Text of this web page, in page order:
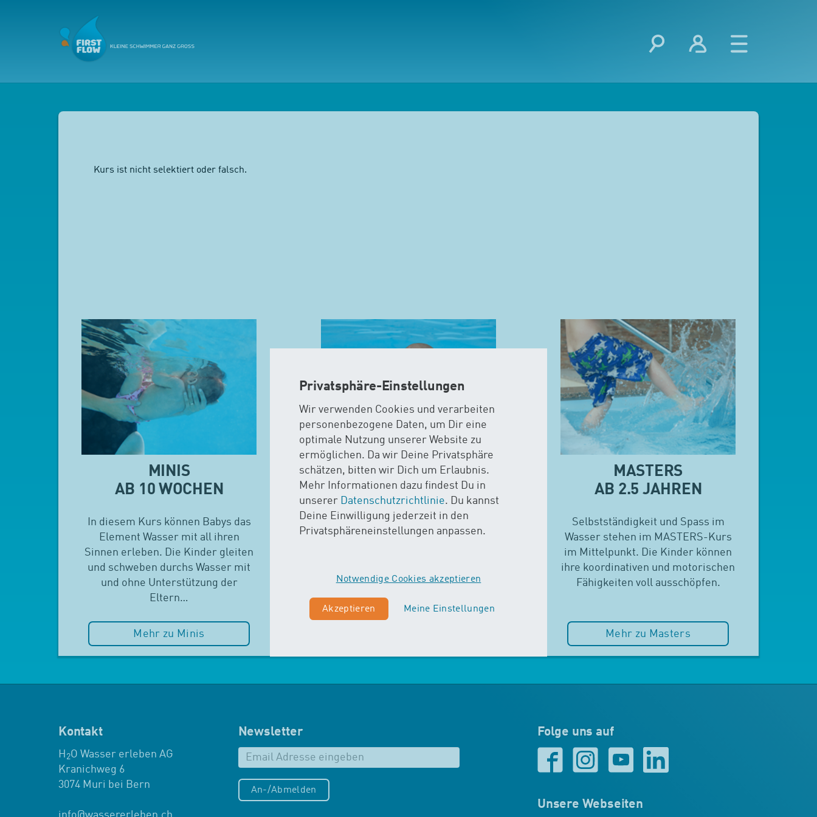
Privatsphäre-Einstellungen
Wir verwenden Cookies und verarbeiten
personenbezogene Daten, um Dir eine
optimale Nutzung unserer Website zu
ermöglichen. Da wir Deine Privatsphäre
schätzen, bitten wir Dich um Erlaubnis.
Mehr Informationen dazu findest Du in
unserer Datenschutzrichtlinie. Du kannst
Deine Einwilligung jederzeit in den
Privatsphäreneinstellungen anpassen.
Notwendige Cookies akzeptieren
Akzeptieren Meine Einstellungen
Kurs ist nicht selektiert oder falsch.
MINIS
AB 10 WOCHEN
In diesem Kurs können Babys das
Element Wasser mit all ihren
Sinnen erleben. Die Kinder gleiten
und schweben durchs Wasser mit
und ohne Unterstützung der
Eltern…
Mehr zu Minis
MAXIS
AB 15 MONATEN
Im MAXIS-Kurs stehen Sicherheit
und Spass im Wasser im
unterschiedlichen
Schwimmtechniken…
MASTERS
AB 2.5 JAHREN
Selbstständigkeit und Spass im
Wasser stehen im MASTERS-Kurs
im Mittelpunkt. Die Kinder können
ihre koordinativen und motorischen
Fähigkeiten voll ausschöpfen.
Mehr zu Masters
Kontakt
H 2O Wasser erleben AG
Kranichweg 6
3074 Muri bei Bern
Newsletter
An-/Abmelden
Folge uns auf
Unsere Webseiten